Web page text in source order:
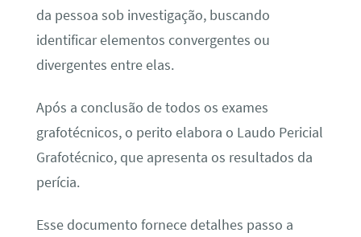
da pessoa sob investigação, buscando
identificar elementos convergentes ou
divergentes entre elas.
Após a conclusão de todos os exames
grafotécnicos, o perito elabora o Laudo Pericial
Grafotécnico, que apresenta os resultados da
perícia.
Esse documento fornece detalhes passo a